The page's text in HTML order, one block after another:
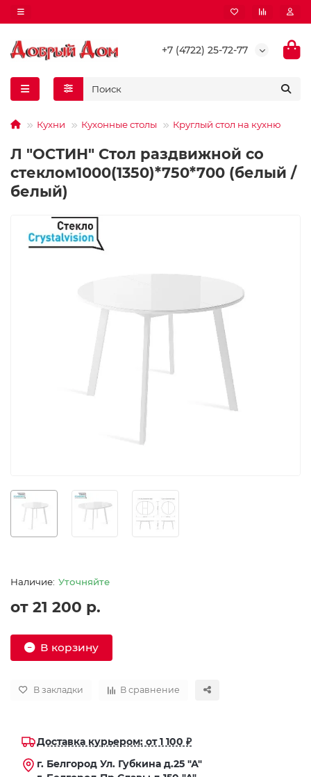
+7 (4722) 25-72-77
Кухни Кухонные столы Круглый стол на кухню
Л "ОСТИН" Стол раздвижной со
стеклом1000(1350)*750*700 (белый /
белый)
Уточняйте
от 21 200 р.
В корзину
В закладки В сравнение
Доставка курьером: от 1 100 ₽
г. Белгород Ул. Губкина д.25 "А"